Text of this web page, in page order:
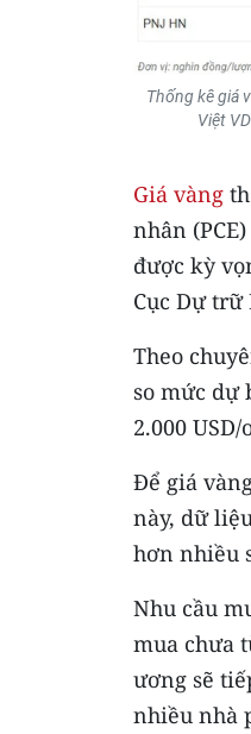
Thống kê giá
Việt
Giá vàng
nhân
được kỳ
Cục Dự trữ
Theo
so mức dự
2.000 USD/
Để giá
này, dữ
hơn nhiều
Nhu cầu
mua chưa
ương sẽ
nhiều nhà